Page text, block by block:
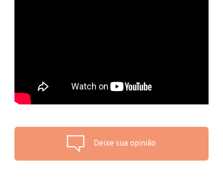
Deixe sua opinião